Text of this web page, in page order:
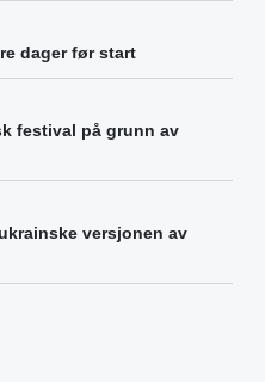
dager før start
festival på grunn av
versjonen av